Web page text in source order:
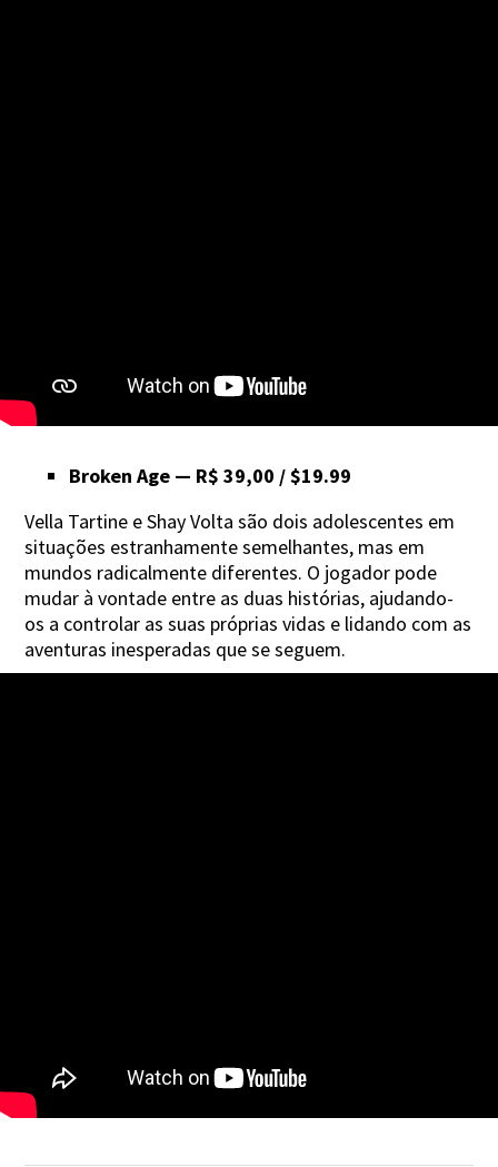
Broken Age — R$ 39,00 / $19.99
Vella Tartine e Shay Volta são dois adolescentes em
situações estranhamente semelhantes, mas em
mundos radicalmente diferentes. O jogador pode
mudar à vontade entre as duas histórias, ajudando-
os a controlar as suas próprias vidas e lidando com as
aventuras inesperadas que se seguem.